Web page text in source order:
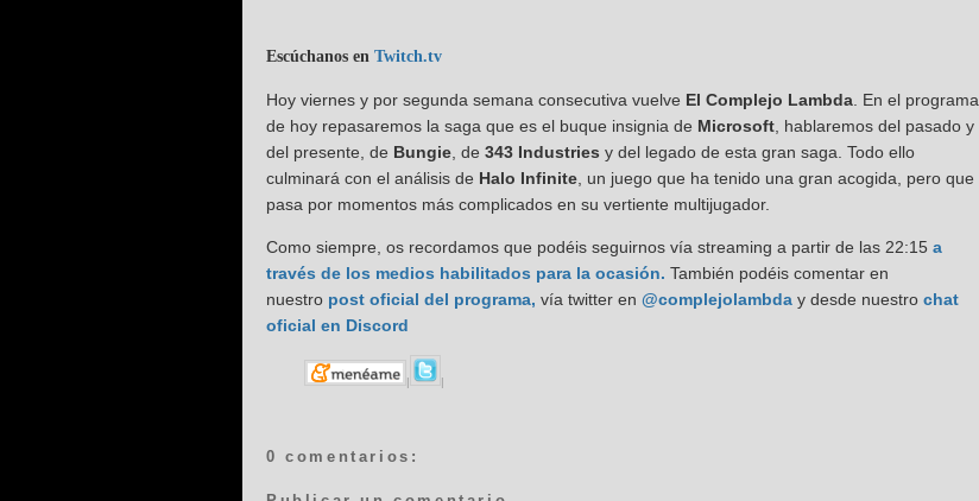
Escúchanos en Twitch.tv
Hoy viernes y por segunda semana consecutiva vuelve El Complejo Lambda . En el programa
de hoy repasaremos la saga que es el buque insignia de Microsoft , hablaremos del pasado y
del presente, de Bungie , de 343 Industries y del legado de esta gran saga. Todo ello
culminará con el análisis de Halo Infinite , un juego que ha tenido una gran acogida, pero que
pasa por momentos más complicados en su vertiente multijugador.
Como siempre, os recordamos que podéis seguirnos vía streaming a partir de las 22:15 a
través de los medios habilitados para la ocasión. También podéis comentar en
nuestro post oficial del programa, vía twitter en @complejolambda y desde nuestro chat
oficial en Discord
| |
0 comentarios: